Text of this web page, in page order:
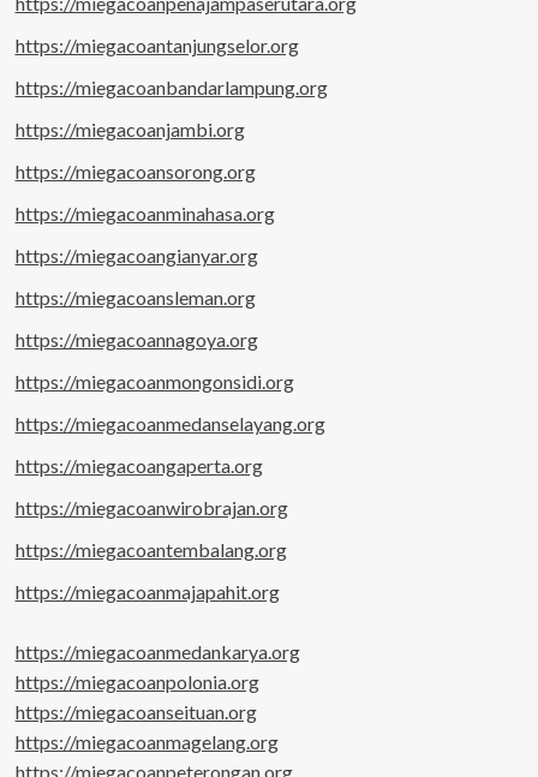
https://miegacoantanjungselor.org
https://miegacoanbandarlampung.org
https://miegacoanjambi.org
https://miegacoansorong.org
https://miegacoanminahasa.org
https://miegacoangianyar.org
https://miegacoansleman.org
https://miegacoannagoya.org
https://miegacoanmongonsidi.org
https://miegacoanmedanselayang.org
https://miegacoangaperta.org
https://miegacoanwirobrajan.org
https://miegacoantembalang.org
https://miegacoanmajapahit.org
https://miegacoanmedankarya.org
https://miegacoanpolonia.org
https://miegacoanseituan.org
https://miegacoanmagelang.org
https://miegacoanpeterongan.org